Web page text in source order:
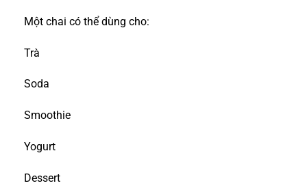
Một chai có thể dùng cho:
Trà
Soda
Smoothie
Yogurt
Dessert